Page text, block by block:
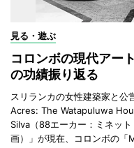
見る・遊ぶ
コロンボの現代アー
の功績振り返る
スリランカの女性建築家と
Acres: The Watapuluwa
Silva（88エーカー：ミネッ
画）」が現在、コロンボの